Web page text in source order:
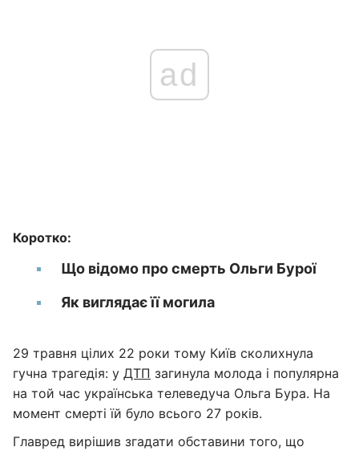
ad
Коротко:
Що відомо про смерть Ольги Бурої
Як виглядає її могила
29 травня цілих 22 роки тому Київ сколихнула
гучна трагедія: у ДТП загинула молода і популярна
на той час українська телеведуча Ольга Бура. На
момент смерті їй було всього 27 років.
Главред вирішив згадати обставини того, що